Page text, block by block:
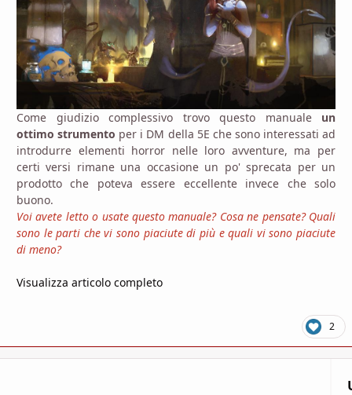
Come giudizio complessivo trovo questo manuale un
ottimo strumento per i DM della 5E che sono interessati ad
introdurre elementi horror nelle loro avventure, ma per
certi versi rimane una occasione un po' sprecata per un
prodotto che poteva essere eccellente invece che solo
buono.
Voi avete letto o usate questo manuale? Cosa ne pensate? Quali
sono le parti che vi sono piaciute di più e quali vi sono piaciute
di meno?
Visualizza articolo completo
2